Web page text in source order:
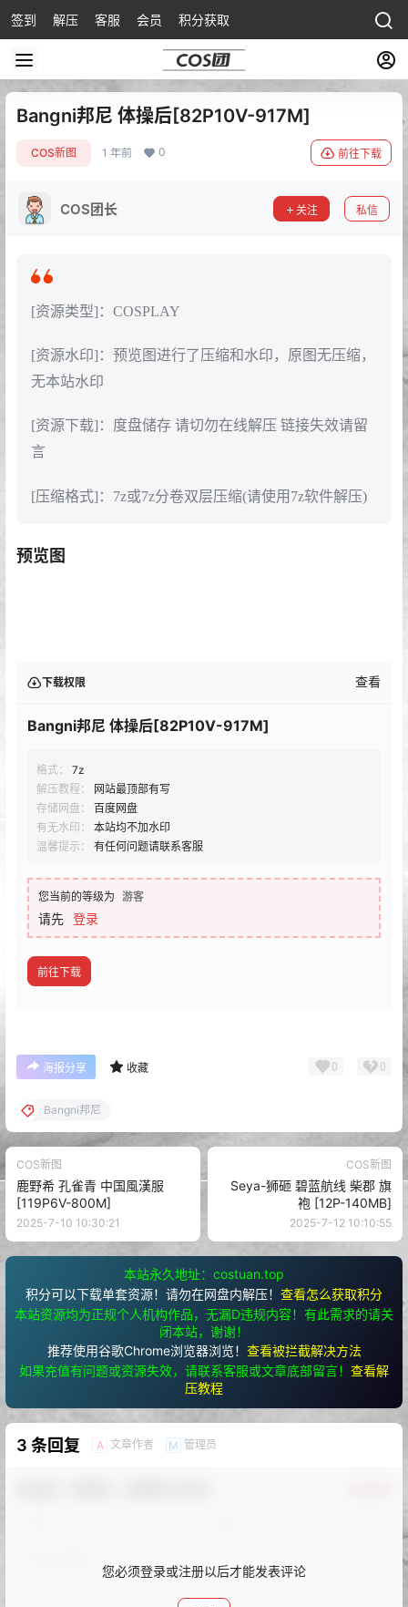
签到 解压 客服 会员 积分获取
Bangni邦尼 体操后[82P10V-917M]
COS新图 1 年前 0 前往下载
COS团长 关注 私信
[资源类型]：COSPLAY
[资源水印]：预览图进行了压缩和水印，原图无压缩，
无本站水印
[资源下载]：度盘储存 请切勿在线解压 链接失效请留
言
[压缩格式]：7z或7z分卷双层压缩(请使用7z软件解压)
预览图
下载权限 查看
Bangni邦尼 体操后[82P10V-917M]
格式：
7z
解压教程：
网站最顶部有写
存储网盘：
百度网盘
有无水印：
本站均不加水印
温馨提示：
有任何问题请联系客服
您当前的等级为 游客
请先 登录
前往下载
海报分享 收藏 0 0
Bangni邦尼
COS新图
鹿野希 孔雀青 中国風漢服
[119P6V-800M]
2025-7-10 10:30:21
COS新图
Seya-狮砸 碧蓝航线 柴郡 旗
袍 [12P-140MB]
2025-7-12 10:10:55
本站永久地址：costuan.top
积分可以下载单套资源！请勿在网盘内解压！ 查看怎么获取积分
本站资源均为正规个人机构作品，无漏D违规内容！有此需求的请关
闭本站，谢谢！
推荐使用谷歌Chrome浏览器浏览！ 查看被拦截解决方法
如果充值有问题或资源失效，请联系客服或文章底部留言！ 查看解
压教程
3 条回复 A 文章作者 M 管理员
您必须登录或注册以后才能发表评论